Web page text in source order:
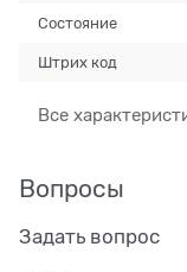
Состояние
Штрих код
Все
Вопросы
Задать вопрос